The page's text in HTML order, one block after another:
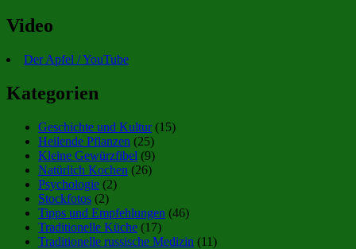
Video
Der Apfel / YouTube
Kategorien
Geschichte und Kultur(15)
Heilende Pflanzen (25)
Kleine Gewürzfibel (9)
Natürlich Kochen (26)
Psychologie (2)
Stockfotos (2)
Tipps und Empfehlungen (46)
Traditionelle Küche (17)
Traditionelle russische Medizin (11)